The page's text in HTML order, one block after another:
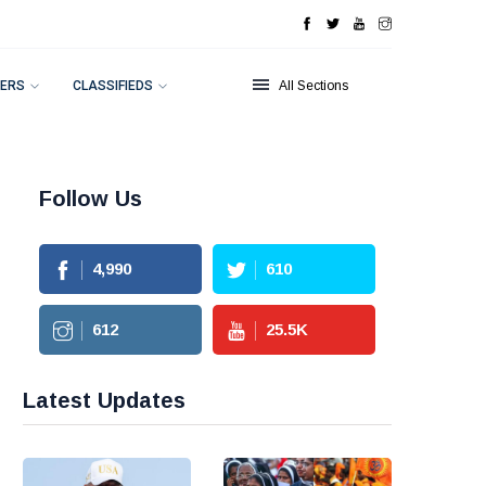
CLASSIFIEDS All Sections
Follow Us
4,990 610
612 25.5K
Latest Updates